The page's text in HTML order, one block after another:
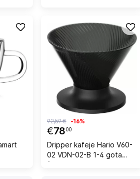
€7800
92,59 € -16%
Dripper kafeje Hario V60-
02 VDN-02-B 1-4 gota
(300-500 ml), i zi